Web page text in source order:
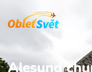
Alesund